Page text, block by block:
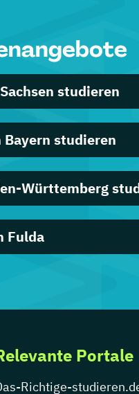
studieren
studieren
Württemberg
Fulda
Portale
Richtige-